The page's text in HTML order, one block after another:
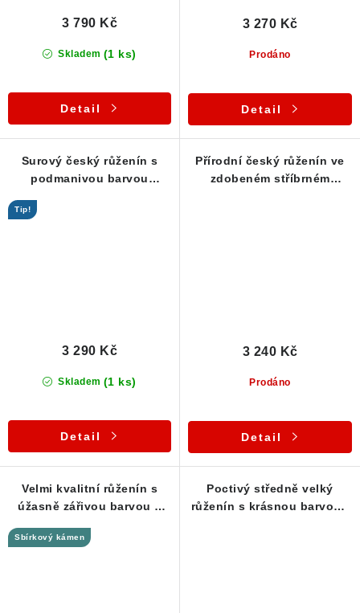
Skladem (1 ks)
3 790 Kč
Detail
Prodáno
3 270 Kč
Detail
Surový český růženín s
podmanivou barvou
Tip!
Skladem (1 ks)
3 290 Kč
Detail
Přírodní český růženín ve
zdobeném stříbrném
Prodáno
3 240 Kč
Detail
Velmi kvalitní růženín s
úžasně zářivou barvou a
Sbírkový kámen
Poctivý středně velký
růženín s krásnou barvou -